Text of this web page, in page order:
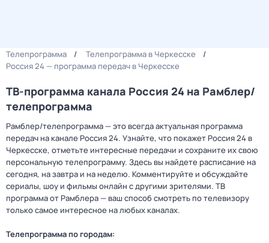
Телепрограмма
Телепрограмма в Черкесске
Россия 24 — программа передач в Черкесске
ТВ-программа канала Россия 24 на Рамблер/
телепрограмма
Рамблер/телепрограмма — это всегда актуальная программа
передач на канале Россия 24. Узнайте, что покажет Россия 24 в
Черкесске, отметьте интересные передачи и сохраните их свою
персональную телепрограмму. Здесь вы найдете расписание на
сегодня, на завтра и на неделю. Комментируйте и обсуждайте
сериалы, шоу и фильмы онлайн с другими зрителями. ТВ
программа от Рамблера — ваш способ смотреть по телевизору
только самое интересное на любых каналах.
Телепрограмма по городам: